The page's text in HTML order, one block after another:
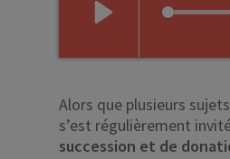
Alors que plusieurs
s’est régulièrement
succession et de